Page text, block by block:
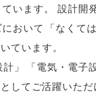
います。
設計開
おいて 「なくて
ています。
計 」 「電気・電子
してご活躍いただ